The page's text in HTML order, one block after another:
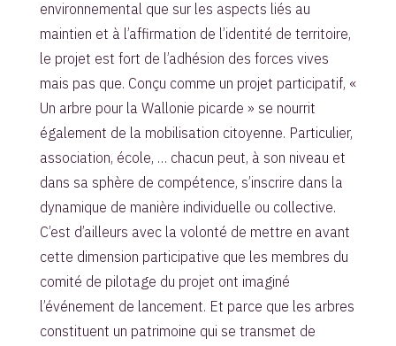
environnemental que sur les aspects liés au
maintien et à l’affirmation de l’identité de territoire,
le projet est fort de l’adhésion des forces vives
mais pas que. Conçu comme un projet participatif, «
Un arbre pour la Wallonie picarde » se nourrit
également de la mobilisation citoyenne. Particulier,
association, école, … chacun peut, à son niveau et
dans sa sphère de compétence, s’inscrire dans la
dynamique de manière individuelle ou collective.
C’est d’ailleurs avec la volonté de mettre en avant
cette dimension participative que les membres du
comité de pilotage du projet ont imaginé
l’événement de lancement. Et parce que les arbres
constituent un patrimoine qui se transmet de